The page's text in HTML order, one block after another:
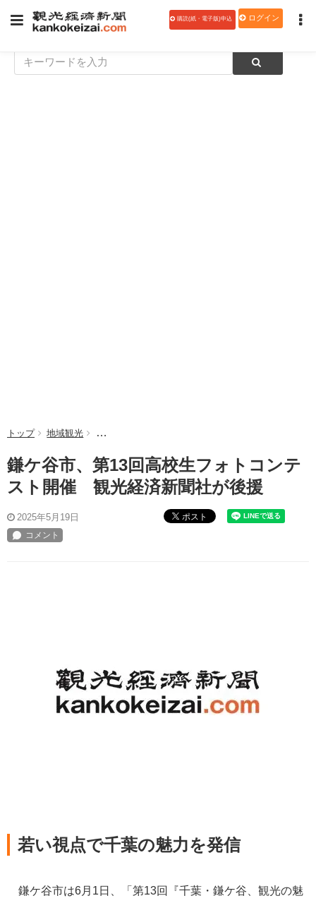
購読(紙・電子版)申込 ログイン
トップ 地域観光 鎌ケ谷市、第13回高校生フォトコンテスト開催 観
鎌ケ谷市、第13回高校生フォトコンテ
スト開催 観光経済新聞社が後援
2025年5月19日 ポスト
若い視点で千葉の魅力を発信
鎌ケ谷市は6月1日、「第13回『千葉・鎌ケ谷、観光の魅